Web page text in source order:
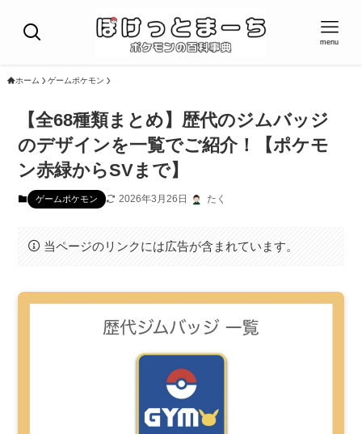
menu
ホーム ゲームポケモン
【全68種類まとめ】歴代のジムバッジ
のデザインを一覧でご紹介！【ポケモ
ン赤緑からSVまで】
ゲームポケモン 2026年3月26日 たく
当ページのリンクには広告が含まれています。